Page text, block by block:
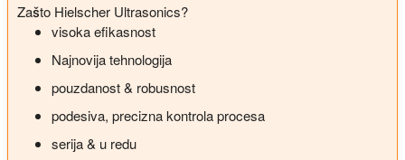
Zašto Hielscher Ultrasonics?
visoka efikasnost
Najnovija tehnologija
pouzdanost & robusnost
podesiva, precizna kontrola procesa
serija & u redu